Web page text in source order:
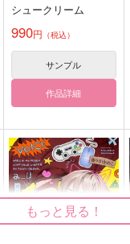
銀座ネオンパラダイス
日本文芸社
748円（税込）
シュークリーム
990円 （税込）
サンプル
作品詳細
もっと見る！